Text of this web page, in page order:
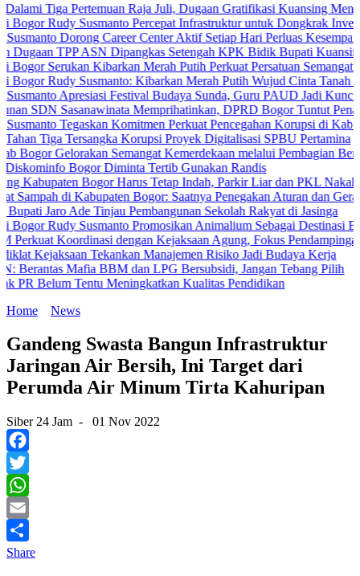
Pertemuan Raja Juli, Dugaan Gratifikasi Kuansing Menguat
Susmanto Percepat Infrastruktur untuk Dongkrak Investasi
Dorong Career Center Aktif Setiap Hari Perluas Kesempatan Kerja
TPP ASN Dipangkas Setengah KPK Bidik Bupati Kuansing
Kibarkan Merah Putih Perkuat Persatuan Semangat
Susmanto: Kibarkan Merah Putih Wujud Cinta Tanah Air
Apresiasi Festival Budaya Sunda, Guru PAUD Jadi Kunci
Sasanawinata Memprihatinkan, DPRD Bogor Tuntut Penanganan
Tegaskan Komitmen Perkuat Pencegahan Korupsi di Kabupaten
Tersangka Korupsi Proyek Digitalisasi SPBU Pertamina
Semangat Kemerdekaan melalui Pembagian Bendera
Bogor Diminta Tertib Gunakan Randis
Bogor Harus Tetap Indah, Parkir Liar dan PKL Nakal Wajib
di Kabupaten Bogor: Saatnya Penegakan Aturan dan Gerakan
Ade Tinjau Pembangunan Sekolah Rakyat di Jasinga
Susmanto Promosikan Animalium Sebagai Destinasi Edukasi
dengan Kejaksaan Agung, Fokus Pendampingan Hukum
Tekankan Manajemen Risiko Jadi Budaya Kerja
Mafia BBM dan LPG Bersubsidi, Jangan Tebang Pilih
Tentu Meningkatkan Kualitas Pendidikan
Home
News
Gandeng Swasta Bangun Infrastruktur
Jaringan Air Bersih, Ini Target dari
Perumda Air Minum Tirta Kahuripan
Siber 24 Jam - 01 Nov 2022
Facebook
Twitter
WhatsApp
Email
Share